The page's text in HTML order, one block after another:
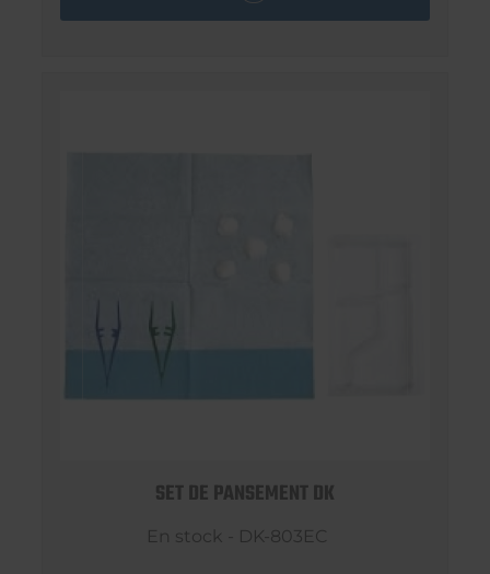
SET DE PANSEMENT DK
En stock - DK-803EC